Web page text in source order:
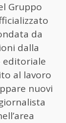
Gruppo
da
dalla
editoriale
al lavoro
nuovi